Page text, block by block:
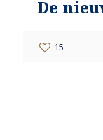
De
15